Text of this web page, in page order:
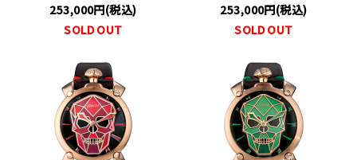
253,000円(税込)
SOLD OUT
253,000円(税込)
SOLD OUT